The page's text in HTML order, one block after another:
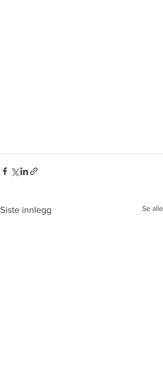
Siste innlegg Se alle